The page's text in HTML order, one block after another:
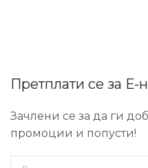
Претплати се за Е-
Зачлени се за да ги
промоции и попусти!